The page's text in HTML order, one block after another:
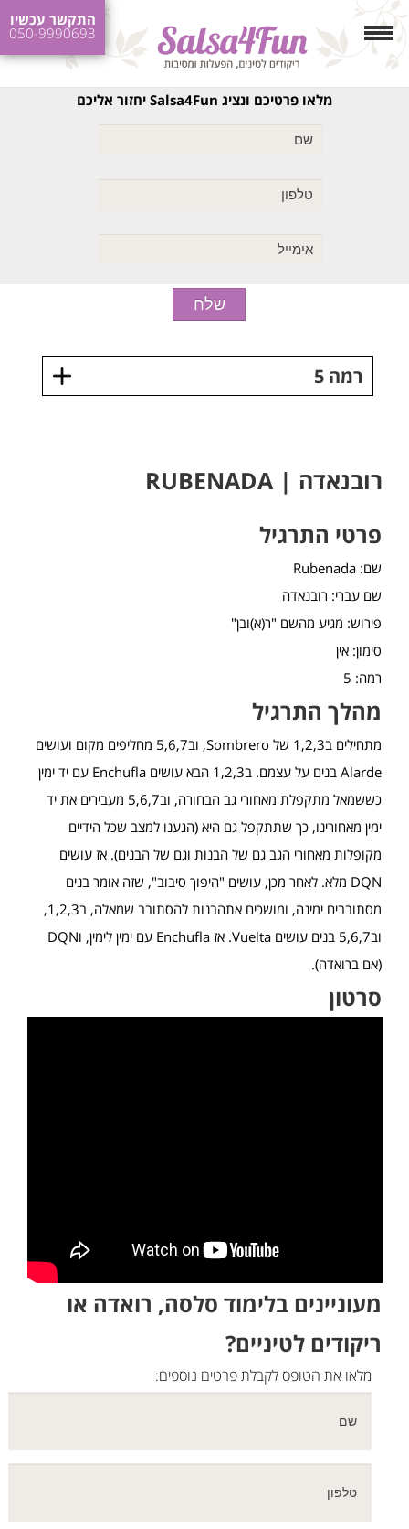
התקשר עכשיו
050-9990693
מלאו פרטיכם ונציג Salsa4Fun יחזור אליכם
רמה 5
רובנאדה | RUBENADA
פרטי התרגיל
שם: Rubenada
שם עברי: רובנאדה
פירוש: מגיע מהשם "ר(א)ובן"
סימון: אין
רמה: 5
מהלך התרגיל
מתחילים ב1,2,3 של Sombrero, וב5,6,7 מחליפים מקום ועושים
Alarde בנים על עצמם. ב1,2,3 הבא עושים Enchufla עם יד ימין
כששמאל מתקפלת מאחורי גב הבחורה, וב5,6,7 מעבירים את יד
ימין מאחורינו, כך שתתקפל גם היא (הגענו למצב שכל הידיים
מקופלות מאחורי הגב גם של הבנות וגם של הבנים). אז עושים
DQN מלא. לאחר מכן, עושים "היפוך סיבוב", שזה אומר בנים
מסתובבים ימינה, ומושכים אתהבנות להסתובב שמאלה, ב1,2,3,
וב5,6,7 בנים עושים Vuelta. אז Enchufla עם ימין לימין, וDQN
(אם ברואדה).
סרטון
מעוניינים בלימוד סלסה, רואדה או
ריקודים לטיניים?
מלאו את הטופס לקבלת פרטים נוספים: